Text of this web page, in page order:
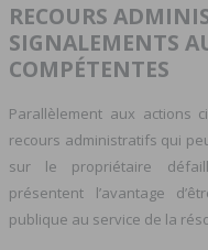
RECOURS
SIGNALEMENTS
COMPÉTENTES
Parallèlement aux actions
recours administratifs qui
sur le propriétaire
présentent l’avantage
publique au service de la